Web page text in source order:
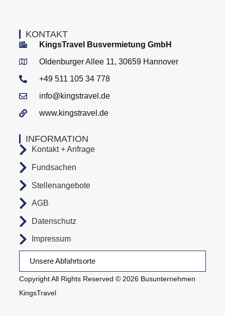
Copyright All Rights Reserved © 2026 Busunternehmen
KingsTravel
Unsere Abfahrtsorte
INFORMATION
Kontakt + Anfrage
Fundsachen
Stellenangebote
AGB
Datenschutz
Impressum
KONTAKT
KingsTravel Busvermietung GmbH
Oldenburger Allee 11, 30659 Hannover
+49 511 105 34 778
info@kingstravel.de
www.kingstravel.de